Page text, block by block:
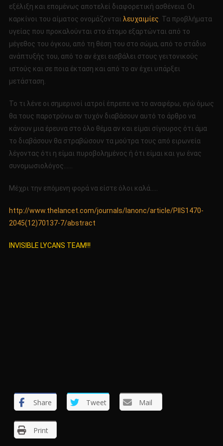
εξέλιξη και επομένως αποτελεί διαφορετική ασθένεια. Οι
καρκίνοι του αίματος ονομάζονται λευχαιμίες . Τα προβλήματα
υγείας που προκαλούνται στο άτομο εξαρτώνται από το
μέγεθος του όγκου, από τη θέση του στο σώμα, από το στάδιο
ανάπτυξής του, από το αν έχει εισβάλει στους γειτονικούς
ιστούς και σε ποια έκταση και από το αν έχει υπάρξει
μετάσταση.
To τι λένε οι σημερινοί ιατροί έπρεπε να το αναφέρω, εγώ όμως
θα τους παροτρύνω αν τυχόν διαβάσουν αυτό το άρθρο να
κάνουν μια έρευνα στο όλο θέμα αν και είμαι σίγουρος ότι άμα
το διαβάσουν θα στραβώσουν τα μούτρα τους από ειρωνεία
λέγοντας ότι η είμαι πυροβολημένος ή ότι είμαι και γω ένας
συνομωσιολόγος……
Μέχρι την επόμενη φορά να είστε όλοι καλά…..
http://www.thelancet.com/journals/lanonc/article/PIIS1470-
2045(12)70137-7/abstract
INVISIBLE LYCANS TEAM!!!
Share Tweet Mail
Print